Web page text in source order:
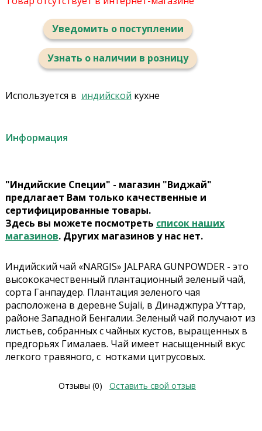
Уведомить о поступлении
Узнать о наличии в розницу
Используется в индийской кухне
Информация
"Индийские Специи" - магазин "Виджай"
предлагает Вам только качественные и
сертифицированные товары.
Здесь вы можете посмотреть список наших
магазинов. Других магазинов у нас нет.
Индийский чай «NARGIS» JALPARA GUNPOWDER - это
высококачественный плантационный зеленый чай,
сорта Ганпаудер. Плантация зеленого чая
расположена в деревне Sujali, в Динаджпура Уттар,
районе Западной Бенгалии. Зеленый чай получают из
листьев, собранных с чайных кустов, выращенных в
предгорьях Гималаев. Чай имеет насыщенный вкус
легкого травяного, с нотками цитрусовых.
Отзывы (0) Оставить свой отзыв